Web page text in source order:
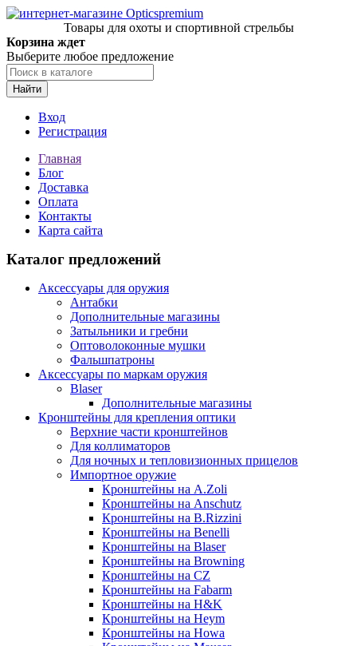
Товары для охоты и спортивной стрельбы
Корзина ждет
Выберите любое предложение
Найти
Вход
Регистрация
Главная
Блог
Доставка
Оплата
Контакты
Карта сайта
Каталог предложений
Аксессуары для оружия
Антабки
Дополнительные магазины
Затыльники и гребни
Оптоволоконные мушки
Фальшпатроны
Аксессуары по маркам оружия
Blaser
Дополнительные магазины
Кронштейны для крепления оптики
Верхние части кронштейнов
Для коллиматоров
Для ночных и тепловизионных прицелов
Импортное оружие
Кронштейны на A.Zoli
Кронштейны на Anschutz
Кронштейны на B.Rizzini
Кронштейны на Benelli
Кронштейны на Blaser
Кронштейны на Browning
Кронштейны на CZ
Кронштейны на Fabarm
Кронштейны на H&K
Кронштейны на Heym
Кронштейны на Howa